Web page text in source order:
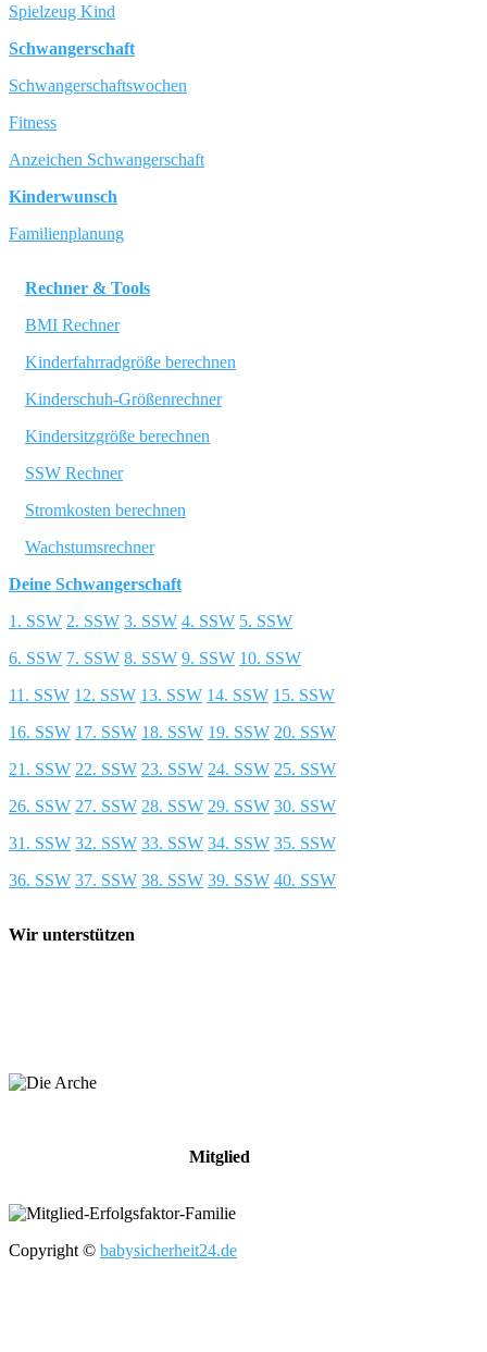
Spielzeug Kind
Schwangerschaft
Schwangerschaftswochen
Fitness
Anzeichen Schwangerschaft
Kinderwunsch
Familienplanung
Rechner & Tools
BMI Rechner
Kinderfahrradgröße berechnen
Kinderschuh-Größenrechner
Kindersitzgröße berechnen
SSW Rechner
Stromkosten berechnen
Wachstumsrechner
Deine Schwangerschaft
1. SSW 2. SSW 3. SSW 4. SSW 5. SSW
6. SSW 7. SSW 8. SSW 9. SSW 10. SSW
11. SSW 12. SSW 13. SSW 14. SSW 15. SSW
16. SSW 17. SSW 18. SSW 19. SSW 20. SSW
21. SSW 22. SSW 23. SSW 24. SSW 25. SSW
26. SSW 27. SSW 28. SSW 29. SSW 30. SSW
31. SSW 32. SSW 33. SSW 34. SSW 35. SSW
36. SSW 37. SSW 38. SSW 39. SSW 40. SSW
Wir unterstützen
Mitglied
Copyright © babysicherheit24.de